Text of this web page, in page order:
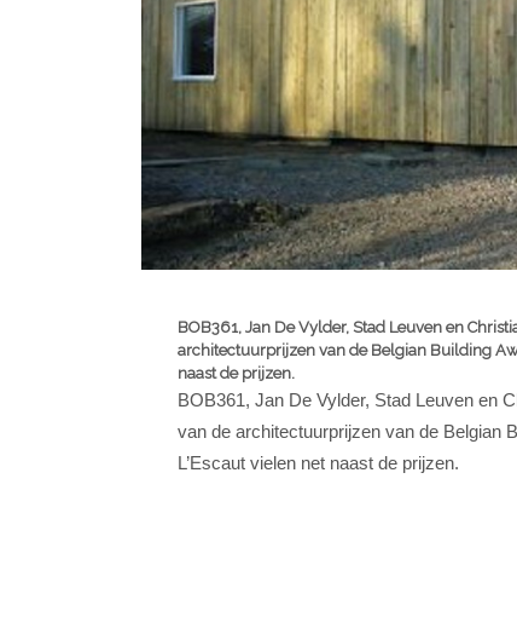
BOB361, Jan De Vylder, Stad Leuven en
architectuurprijzen van de Belgian Building
naast de prijzen.
BOB361, Jan De Vylder, Stad Leuven en
van de architectuurprijzen van de Belgian
L’Escaut vielen net naast de prijzen.